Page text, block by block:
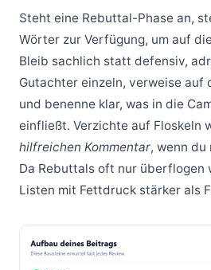
Steht eine Rebuttal-Phase an,
Wörter zur Verfügung, um auf
Bleib sachlich statt defensiv,
Gutachter einzeln, verweise auf
und benenne klar, was in die
einfließt. Verzichte auf Floskeln
hilfreichen Kommentar, wenn
Da Rebuttals oft nur überflogen
Listen mit Fettdruck stärker als